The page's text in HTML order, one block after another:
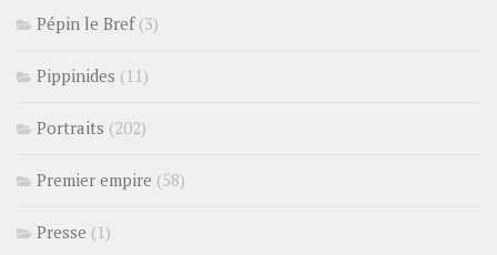
Pépin le Bref(3)
Pippinides (11)
Portraits (202)
Premier empire (58)
Presse (1)